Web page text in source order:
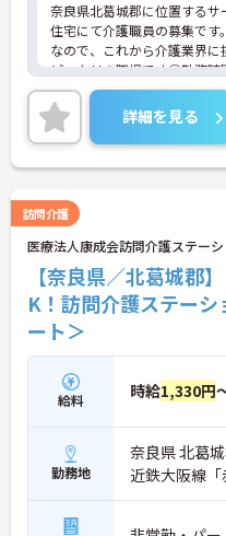
奈良県北葛城郡に位置するサ
住宅にて介護職員の募集です
なので、これから介護業界に
ピッタリの職場です◎勤務時
ライフスタイルに合わせた
駐車場があるのでマイカー通
ん！ご興味ある方は面接ポイ
で、お気軽にご連絡ください
詳細を見る
訪問介護
医療法人康成会訪問介護ステー
【奈良県／北葛城郡
K！訪問介護ステー
ート＞
給料 時給1,330円
勤務地
奈良県 北葛
近鉄大阪線